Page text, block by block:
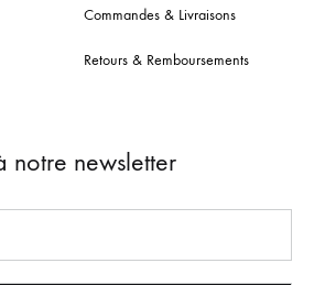
Commandes & Livraisons
Retours & Remboursements
notre newsletter